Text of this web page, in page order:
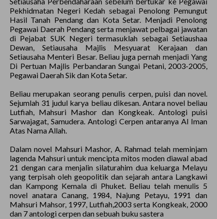
Pekhidmatan Negeri Kedah sebagai Penolong Pemungut
Hasil Tanah Pendang dan Kota Setar. Menjadi Penolong
Pegawai Daerah Pendang serta menjawat pelbagai jawatan
di Pejabat SUK Negeri termasuklah sebagai Setiaushaa
Dewan, Setiausaha Majlis Mesyuarat Kerajaan dan
Setiausaha Menteri Besar. Beliau juga pernah menjadi Yang
Di Pertuan Majlis Perbandaran Sungai Petani, 2003-2005,
Pegawai Daerah Sik dan Kota Setar.
Beliau merupakan seorang penulis cerpen, puisi dan novel.
Sejumlah 31 judul karya beliau dikesan. Antara novel beliau
Lutfiah, Mahsuri Mashor dan Kongkeak. Antologi puisi
Sarwajagat, Samudera. Antologi Cerpen antaranya Al Iman
Atas Nama Allah.
Dalam novel Mahsuri Mashor, A. Rahmad telah meminjam
lagenda Mahsuri untuk mencipta mitos moden diawal abad
21 dengan cara menjalin silaturahim dua keluarga Melayu
yang terpisah oleh geopolitik dan sejarah antara Langkawi
dan Kampong Kemala di Phuket. Beliau telah menulis 5
novel anatara Canang, 1984, Najung Petayu, 1991 dan
Mahsuri Mahsor, 1997, Lutfiah,2003 serta Kongkeak, 2000
dan 7 antologi cerpen dan sebuah buku sastera